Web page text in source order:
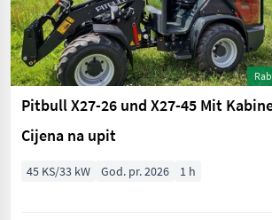
Pitbull X27-26 und X27-45 Mit
Cijena na upit
45 KS/33 kW God. pr. 2026 1 h